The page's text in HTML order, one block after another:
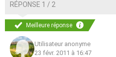
RÉPONSE 1 / 2
Meilleure réponse
Utilisateur anonyme
23 févr. 2011 à 16:47